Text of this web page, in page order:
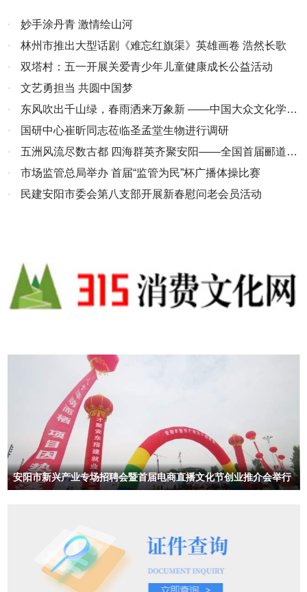
·
妙手涂丹青 激情绘山河
·
林州市推出大型话剧《难忘红旗渠》英雄画卷 浩然长歌
·
双塔村：五一开展关爱青少年儿童健康成长公益活动
·
文艺勇担当 共圆中国梦
·
东风吹出千山绿，春雨洒来万象新 ——中国大众文化学会
名人书画艺术发展委员会扬帆起航
·
国研中心崔昕同志莅临圣孟堂生物进行调研
·
五洲风流尽数古都 四海群英齐聚安阳——全国首届郦道元
山水文学大赛颁奖盛典纪实
·
市场监管总局举办 首届“监管为民”杯广播体操比赛
·
民建安阳市委会第八支部开展新春慰问老会员活动
安阳市新兴产业专场招聘会暨首届电商直播文化节创业推介会举行